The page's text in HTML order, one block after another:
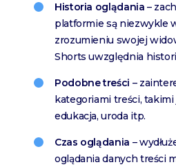
Historia oglądania –
platformie są niezwykle
zrozumieniu swojej
Shorts uwzględnia
Podobne treści –
kategoriami treści,
edukacja, uroda itp.
Czas oglądania –
oglądania danych treści